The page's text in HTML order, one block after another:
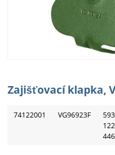
Zajišťovací klapka,
74122001 VG96923F